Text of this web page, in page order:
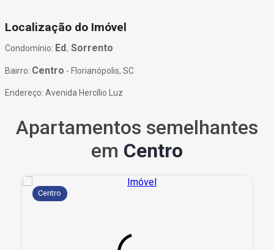
Localização do Imóvel
Condomínio: Ed. Sorrento
Bairro: Centro - Florianópolis, SC
Endereço: Avenida Hercílio Luz
Apartamentos semelhantes
em Centro
Centro